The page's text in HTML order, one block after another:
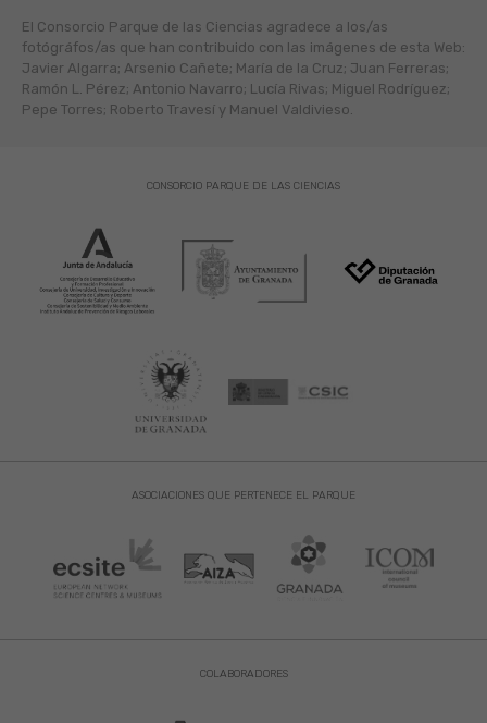
El Consorcio Parque de las Ciencias agradece a los/as
fotógráfos/as que han contribuido con las imágenes de esta Web:
Javier Algarra; Arsenio Cañete; María de la Cruz; Juan Ferreras;
Ramón L. Pérez; Antonio Navarro; Lucía Rivas; Miguel Rodríguez;
Pepe Torres; Roberto Travesí y Manuel Valdivieso.
ASOCIACIONES QUE PERTENECE EL PARQUE
CONSORCIO PARQUE DE LAS CIENCIAS
COLABORADORES